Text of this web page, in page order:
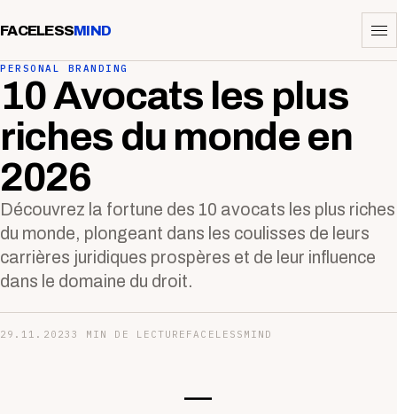
FACELESSMIND
PERSONAL BRANDING
10 Avocats les plus
riches du monde en
2026
Découvrez la fortune des 10 avocats les plus riches
du monde, plongeant dans les coulisses de leurs
carrières juridiques prospères et de leur influence
dans le domaine du droit.
29.11.2023 3 MIN DE LECTURE FACELESSMIND
—-